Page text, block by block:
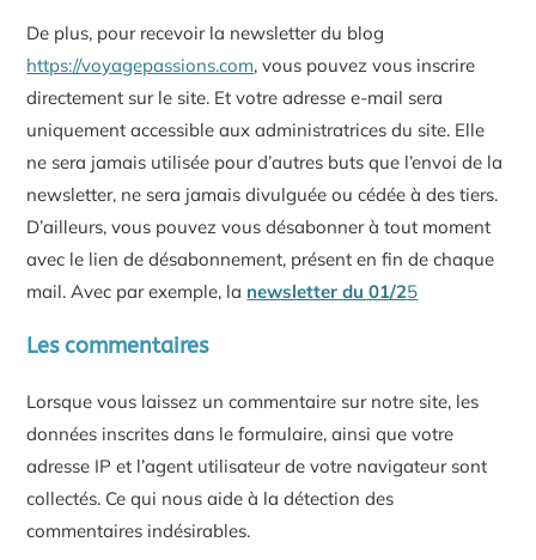
De plus, pour recevoir la newsletter du blog
https://voyagepassions.com, vous pouvez vous inscrire
directement sur le site. Et votre adresse e-mail sera
uniquement accessible aux administratrices du site. Elle
ne sera jamais utilisée pour d’autres buts que l’envoi de la
newsletter, ne sera jamais divulguée ou cédée à des tiers.
D’ailleurs, vous pouvez vous désabonner à tout moment
avec le lien de désabonnement, présent en fin de chaque
mail. Avec par exemple, la newsletter du 01/25
Les commentaires
Lorsque vous laissez un commentaire sur notre site, les
données inscrites dans le formulaire, ainsi que votre
adresse IP et l’agent utilisateur de votre navigateur sont
collectés. Ce qui nous aide à la détection des
commentaires indésirables.